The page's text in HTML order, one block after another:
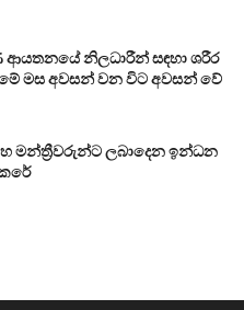
ආයතනයේ නිලධාරීන් සඳහා ශරීර
මේ මස අවසන් වන විට අවසන් වේ
මන්ත්‍රීවරුන්ට ලබාදෙන ඉන්ධන